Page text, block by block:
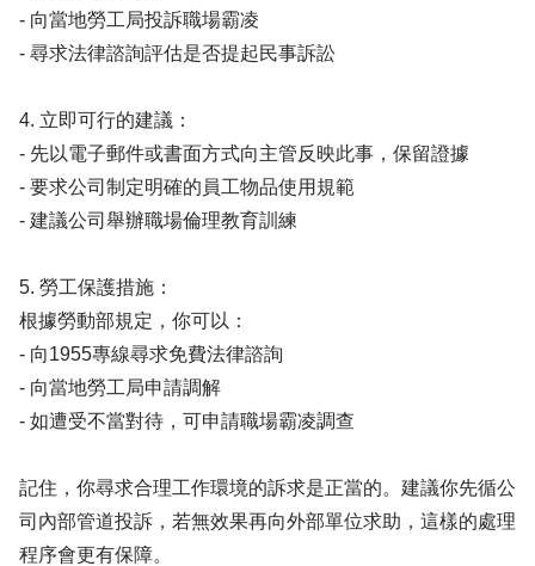
- 向當地勞工局投訴職場霸凌
- 尋求法律諮詢評估是否提起民事訴訟
4. 立即可行的建議：
- 先以電子郵件或書面方式向主管反映此事，保留證據
- 要求公司制定明確的員工物品使用規範
- 建議公司舉辦職場倫理教育訓練
5. 勞工保護措施：
根據勞動部規定，你可以：
- 向1955專線尋求免費法律諮詢
- 向當地勞工局申請調解
- 如遭受不當對待，可申請職場霸凌調查
記住，你尋求合理工作環境的訴求是正當的。建議你先循公
司內部管道投訴，若無效果再向外部單位求助，這樣的處理
程序會更有保障。